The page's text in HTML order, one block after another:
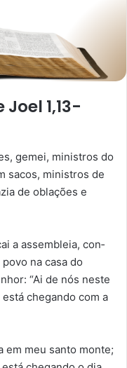
1,13-
gemei, ministros do
sacos, ministros de
de oblações e
a assembleia, con­
na casa do
“Ai de nós neste
chegando com a
em meu santo monte;